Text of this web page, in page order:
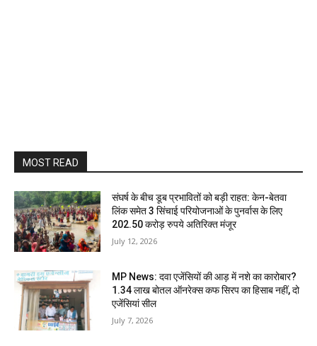
MOST READ
संघर्ष के बीच डूब प्रभावितों को बड़ी राहत: केन-बेतवा
लिंक समेत 3 सिंचाई परियोजनाओं के पुनर्वास के लिए
202.50 करोड़ रुपये अतिरिक्त मंजूर
July 12, 2026
MP News: दवा एजेंसियों की आड़ में नशे का कारोबार?
1.34 लाख बोतल ऑनरेक्स कफ सिरप का हिसाब नहीं, दो
एजेंसियां सील
July 7, 2026